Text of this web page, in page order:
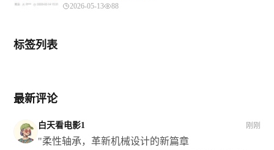
2026-05-13 88
标签列表
最新评论
白天看电影1 刚刚
"柔性轴承，革新机械设计的新篇章